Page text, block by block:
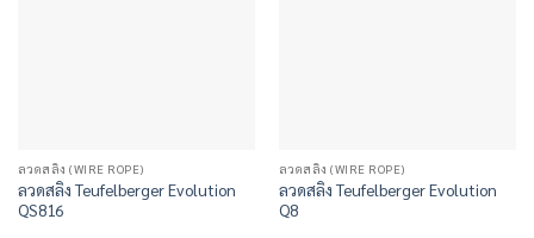
ลวดสลิง (WIRE ROPE)
ลวดสลิง Teufelberger Evolution
QS816
ลวดสลิง (WIRE ROPE)
ลวดสลิง Teufelberger Evolution
Q8